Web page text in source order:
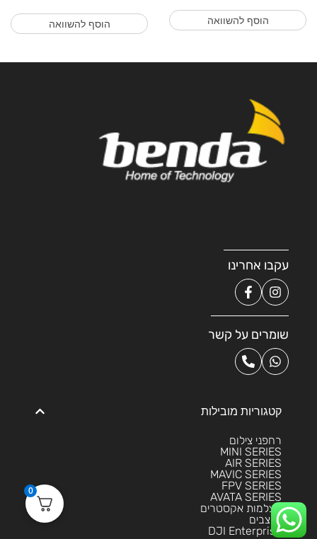
הוסף להשוואה הוסף להשוואה
עקבו אחרינו
שומרים על קשר
קטגוריות מובילות
רחפני צילום
MINI SERIES
AIR SERIES
MAVIC SERIES
FPV SERIES
AVATA SERIES
מצלמות אקסטרים
מייצבים
DJI Enterprise
0